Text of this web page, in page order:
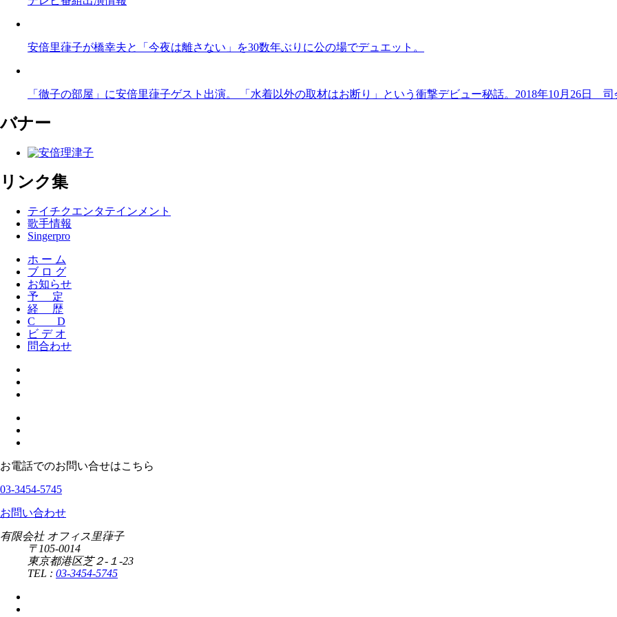
安倍里葎子が橋幸夫と「今夜は離さない」を30数年ぶりに公の場でデュエット。
「徹子の部屋」に安倍里葎子ゲスト出演。 「水着以外の取材はお断り」という衝撃デビュー秘話。2018年10月26日
バナー
リンク集
テイチクエンタテインメント
歌手情報
Singerpro
ホ ー ム
ブ ロ グ
お知らせ
予 定
経 歴
C D
ビ デ オ
問合わせ
お電話でのお問い合せはこちら
03-3454-5745
お問い合わせ
有限会社 オフィス里葎子
〒105-0014
東京都港区芝２-１-23
TEL : 03-3454-5745